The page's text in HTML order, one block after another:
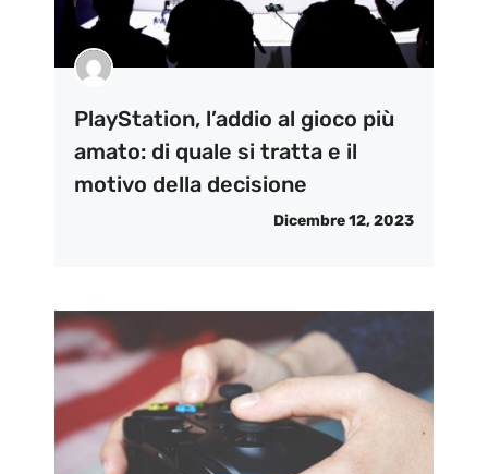
PlayStation, l’addio al gioco più
amato: di quale si tratta e il
motivo della decisione
Dicembre 12, 2023